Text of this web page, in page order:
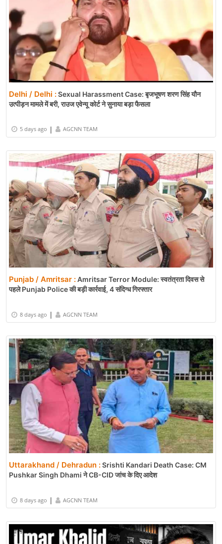
Delhi / Delhi :Sexual Harassment Case: बृजभूषण शरण सिंह यौन
उत्पीड़न मामले में बरी, राउज एवेन्यू कोर्ट ने सुनाया बड़ा फैसला
5 days ago | AGCNN TEAM
Punjab / Amritsar :Amritsar Terror Module: स्वतंत्रता दिवस से
पहले Punjab Police की बड़ी कार्रवाई, 4 संदिग्ध गिरफ्तार
8 days ago | AGCNN TEAM
Uttarakhand / Dehradun :Srishti Kandari Death Case: CM
Pushkar Singh Dhami ने CB-CID जांच के दिए आदेश
8 days ago | AGCNN TEAM